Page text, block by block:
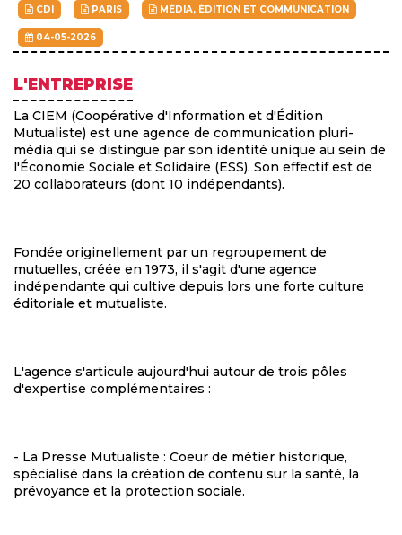
CDI PARIS MÉDIA, ÉDITION ET COMMUNICATION
04-05-2026
L'ENTREPRISE
La CIEM (Coopérative d'Information et d'Édition
Mutualiste) est une agence de communication pluri-
média qui se distingue par son identité unique au sein de
l'Économie Sociale et Solidaire (ESS). Son effectif est de
20 collaborateurs (dont 10 indépendants).
Fondée originellement par un regroupement de
mutuelles, créée en 1973, il s'agit d'une agence
indépendante qui cultive depuis lors une forte culture
éditoriale et mutualiste.
L'agence s'articule aujourd'hui autour de trois pôles
d'expertise complémentaires :
- La Presse Mutualiste : Coeur de métier historique,
spécialisé dans la création de contenu sur la santé, la
prévoyance et la protection sociale.